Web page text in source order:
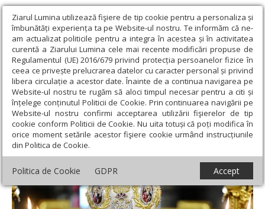
Ziarul Lumina utilizează fişiere de tip cookie pentru a personaliza și
îmbunătăți experiența ta pe Website-ul nostru. Te informăm că ne-
am actualizat politicile pentru a integra în acestea și în activitatea
curentă a Ziarului Lumina cele mai recente modificări propuse de
Regulamentul (UE) 2016/679 privind protecția persoanelor fizice în
ceea ce privește prelucrarea datelor cu caracter personal și privind
libera circulație a acestor date. Înainte de a continua navigarea pe
Website-ul nostru te rugăm să aloci timpul necesar pentru a citi și
înțelege conținutul Politicii de Cookie. Prin continuarea navigării pe
Website-ul nostru confirmi acceptarea utilizării fişierelor de tip
cookie conform Politicii de Cookie. Nu uita totuși că poți modifica în
orice moment setările acestor fişiere cookie urmând instrucțiunile
din Politica de Cookie.
Politica de Cookie GDPR Accept
Ziarul Lumina › Opinii › Repere și idei › Fiul şi ucenicul a dat
roade peste timp
Fiul şi ucenicul a dat roade peste timp